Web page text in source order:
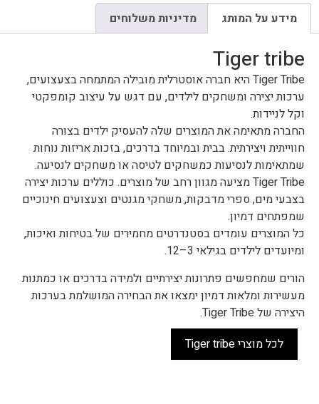
מידע על המותג מדיניות משלוחים
Tiger tribe
Tiger Tribe היא חברה אוסטרלית מובילה המתמחה בצעצועים,
ערכות יצירה ומשחקים לילדים, עם דגש על עיצוב קומפקטי
וקל לניידות.
החברה מתאימה את המוצרים שלה להעסיק ילדים בצורה
חווייתית ויצירתית. בבית ובמיוחד בדרכים, בזכות אריזות נוחות
שמתאימות לנסיעות כמשחקים לטיסה או משחקים לנסיעה.
Tiger Tribe מציעה מגוון רחב של מוצרים. כוללים ערכות יצירה
בצבעי מים, ספרי מדבקות, משחקי מגנטים וצעצועים חינוכיים
שמפתחים דמיון.
כל המוצרים עומדים בסטנדרטים מחמירים של בטיחות ואיכות,
ומיועדים לילדים בגילאי 3–12.
הורים שמחפשים פתרונות יצירתיים ולמידה בדרכים או כמתנות
מעשירות ומלאות דמיון ימצאו את הבחירה המושלמת בערכות
היצירה של Tiger Tribe.
לכל מוצרי Tiger tribe